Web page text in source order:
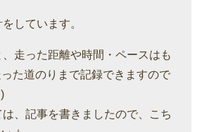
しています。
走った距離や時間・ペースはも
た道のりまで記録できますので
、記事を書きましたので、こち